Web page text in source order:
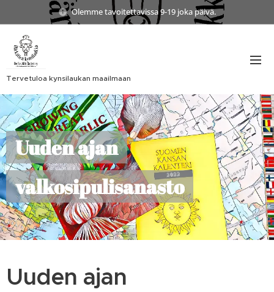
Olemme tavoitettavissa 9-19 joka päivä.
Tervetuloa kynsilaukan maailmaan
Uuden ajan
valkosipulisanasto
Uuden ajan